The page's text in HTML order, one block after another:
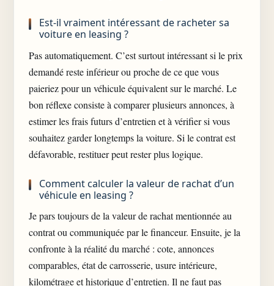
Est-il vraiment intéressant de racheter sa
voiture en leasing ?
Pas automatiquement. C’est surtout intéressant si le prix
demandé reste inférieur ou proche de ce que vous
paieriez pour un véhicule équivalent sur le marché. Le
bon réflexe consiste à comparer plusieurs annonces, à
estimer les frais futurs d’entretien et à vérifier si vous
souhaitez garder longtemps la voiture. Si le contrat est
défavorable, restituer peut rester plus logique.
Comment calculer la valeur de rachat d’un
véhicule en leasing ?
Je pars toujours de la valeur de rachat mentionnée au
contrat ou communiquée par le financeur. Ensuite, je la
confronte à la réalité du marché : cote, annonces
comparables, état de carrosserie, usure intérieure,
kilométrage et historique d’entretien. Il ne faut pas